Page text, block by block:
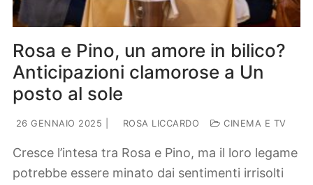
Rosa e Pino, un amore in bilico?
Anticipazioni clamorose a Un
posto al sole
26 GENNAIO 2025 ROSA LICCARDO CINEMA E TV
Cresce l’intesa tra Rosa e Pino, ma il loro legame
potrebbe essere minato dai sentimenti irrisolti